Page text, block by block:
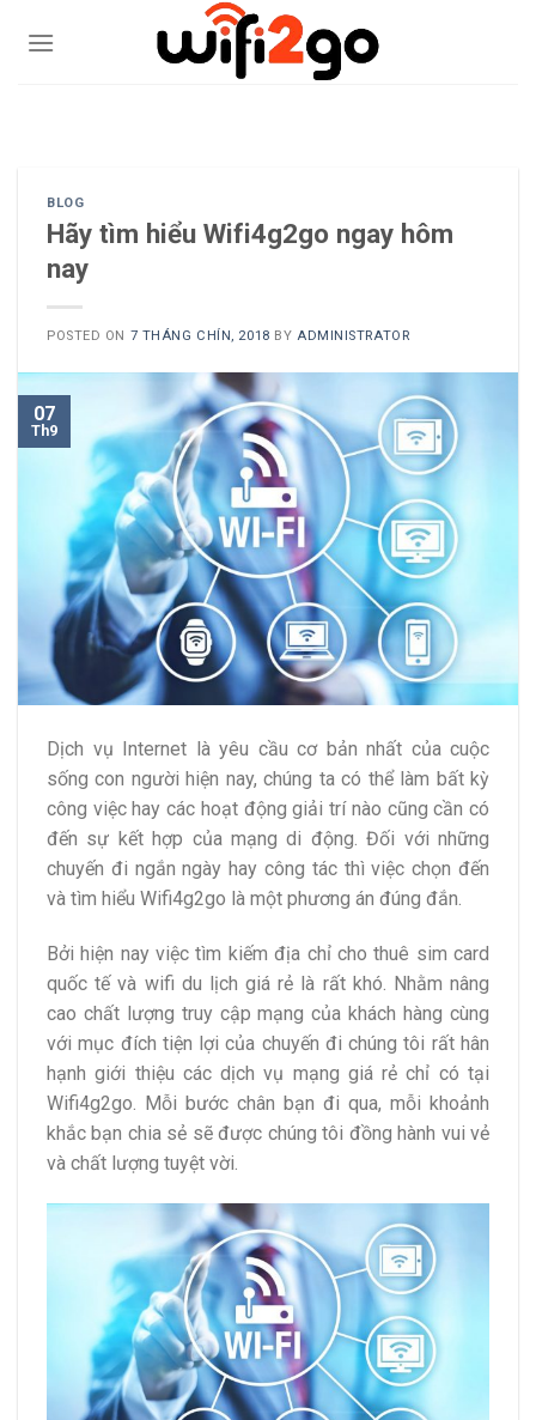
BLOG
Hãy tìm hiểu Wifi4g2go ngay hôm
nay
POSTED ON 7 THÁNG CHÍN, 2018 BY ADMINISTRATOR
07
Th9
Dịch vụ Internet là yêu cầu cơ bản nhất của cuộc
sống con người hiện nay, chúng ta có thể làm bất kỳ
công việc hay các hoạt động giải trí nào cũng cần có
đến sự kết hợp của mạng di động. Đối với những
chuyến đi ngắn ngày hay công tác thì việc chọn đến
và tìm hiểu Wifi4g2go là một phương án đúng đắn.
Bởi hiện nay việc tìm kiếm địa chỉ cho thuê sim card
quốc tế và wifi du lịch giá rẻ là rất khó. Nhằm nâng
cao chất lượng truy cập mạng của khách hàng cùng
với mục đích tiện lợi của chuyến đi chúng tôi rất hân
hạnh giới thiệu các dịch vụ mạng giá rẻ chỉ có tại
Wifi4g2go. Mỗi bước chân bạn đi qua, mỗi khoảnh
khắc bạn chia sẻ sẽ được chúng tôi đồng hành vui vẻ
và chất lượng tuyệt vời.